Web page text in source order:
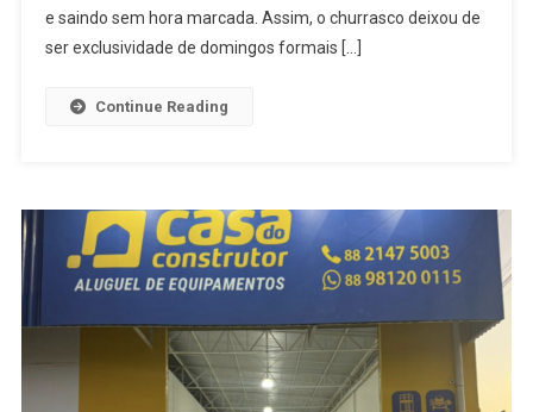
e saindo sem hora marcada. Assim, o churrasco deixou de
ser exclusividade de domingos formais […]
Continue Reading